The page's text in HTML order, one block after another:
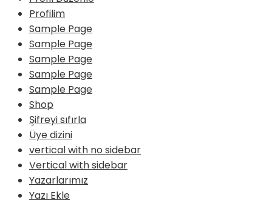
Profilim
Sample Page
Sample Page
Sample Page
Sample Page
Sample Page
Shop
Şifreyi sıfırla
Üye dizini
vertical with no sidebar
Vertical with sidebar
Yazarlarımız
Yazı Ekle